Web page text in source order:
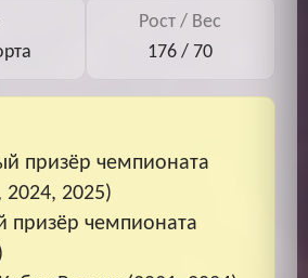
Рост / Вес
176 / 70
призёр чемпионата
2024, 2025)
чемпионата